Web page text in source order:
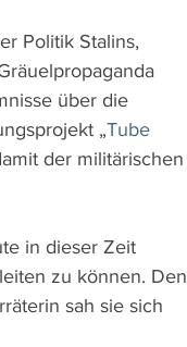
Politik Stalins,
über die
„Tube
der militärischen
in dieser Zeit
zu können. Den
sah sie sich